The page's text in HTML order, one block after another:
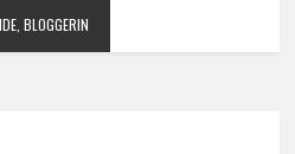
BLOGGERIN